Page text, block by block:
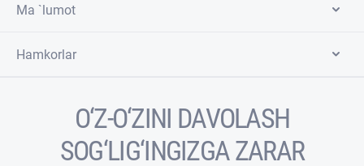
Ma `lumot
Hamkorlar
O‘Z-O‘ZINI DAVOLASH
SOG‘LIG‘INGIZGA ZARAR